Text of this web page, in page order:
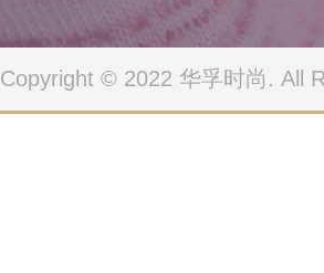
Copyright © 2022 华孚时尚. All